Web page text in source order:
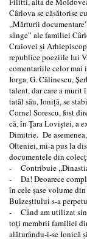
Cârlova se căsătorise
,,Mărturii
sânge” ale familiei
Craiovei şi
republice poeziile lui
comentariile celor mai
Iorga, G. Călinescu,
talent, dar care a
tatăl său, Ioniţă, se
Cornel Sorescu, fost
că, în Ţara Loviştei, a
Dimitrie. De
Olteniei, mi-a pus la
documentele din
- Contribuie ,,Dinastia
- Da! Deoarece
în cele şase volume
Bulzeştiului s-a
- Când am utilizat
toţi membrii familiei
alăturându-i-se Ionică